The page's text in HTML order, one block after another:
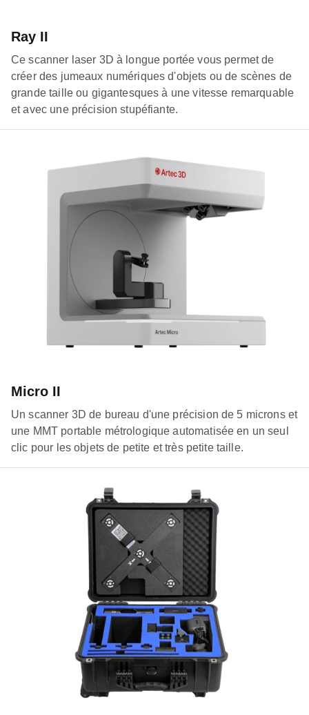
Ray II
Ce scanner laser 3D à longue portée vous permet de
créer des jumeaux numériques d'objets ou de scènes de
grande taille ou gigantesques à une vitesse remarquable
et avec une précision stupéfiante.
Micro II
Un scanner 3D de bureau d'une précision de 5 microns et
une MMT portable métrologique automatisée en un seul
clic pour les objets de petite et très petite taille.